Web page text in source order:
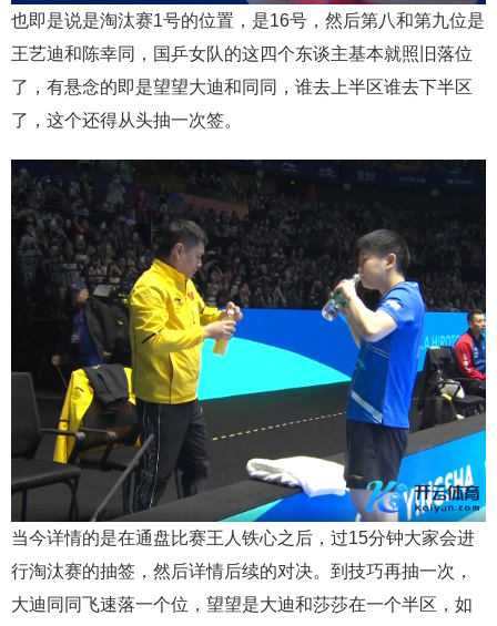
也即是说是淘汰赛1号的位置，是16号，然后第八和第九位是
王艺迪和陈幸同，国乒女队的这四个东谈主基本就照旧落位
了，有悬念的即是望望大迪和同同，谁去上半区谁去下半区
了，这个还得从头抽一次签。
当今详情的是在通盘比赛王人铁心之后，过15分钟大家会进
行淘汰赛的抽签，然后详情后续的对决。到技巧再抽一次，
大迪同同飞速落一个位，望望是大迪和莎莎在一个半区，如